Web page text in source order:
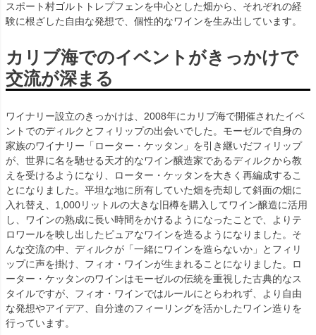
スポート村ゴルトトレプフェンを中心とした畑から、それぞれの経
験に根ざした自由な発想で、個性的なワインを生み出しています。
カリブ海でのイベントがきっかけで
交流が深まる
ワイナリー設立のきっかけは、2008年にカリブ海で開催されたイベ
ントでのディルクとフィリップの出会いでした。モーゼルで自身の
家族のワイナリー「ローター・ケッタン」を引き継いだフィリップ
が、世界に名を馳せる天才的なワイン醸造家であるディルクから教
えを受けるようになり、ローター・ケッタンを大きく再編成するこ
とになりました。平坦な地に所有していた畑を売却して斜面の畑に
入れ替え、1,000リットルの大きな旧樽を購入してワイン醸造に活用
し、ワインの熟成に長い時間をかけるようになったことで、よりテ
ロワールを映し出したピュアなワインを造るようになりました。そ
んな交流の中、ディルクが「一緒にワインを造らないか」とフィリ
ップに声を掛け、フィオ・ワインが生まれることになりました。ロ
ーター・ケッタンのワインはモーゼルの伝統を重視した古典的なス
タイルですが、フィオ・ワインではルールにとらわれず、より自由
な発想やアイデア、自分達のフィーリングを活かしたワイン造りを
行っています。